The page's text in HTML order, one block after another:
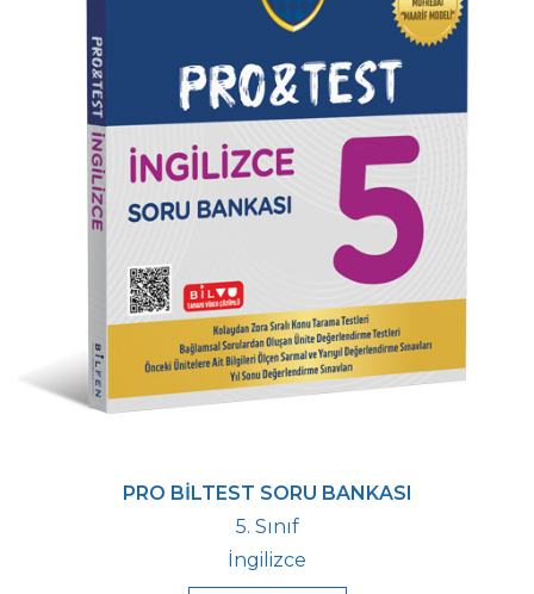
PRO BİLTEST SORU BANKASI
5. Sınıf
İngilizce